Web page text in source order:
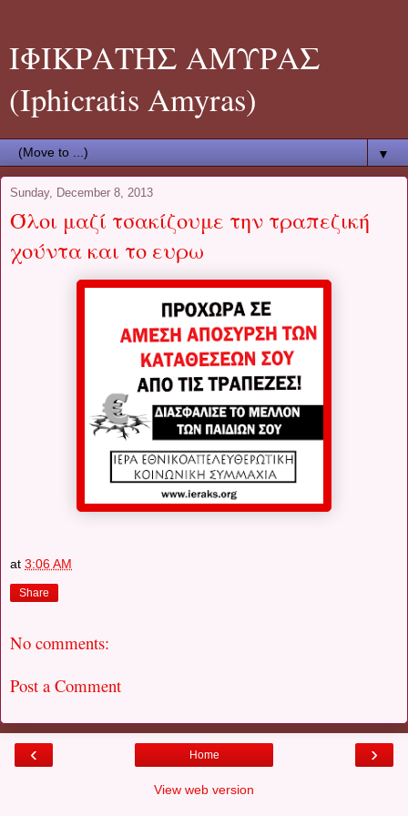
ΙΦΙΚΡΑΤΗΣ ΑΜΥΡΑΣ
(Iphicratis Amyras)
▼
Sunday, December 8, 2013
Όλοι μαζί τσακίζουμε την τραπεζική
χούντα και το ευρω
at 3:06 AM
Share
No comments:
Post a Comment
‹ ›
Home
View web version